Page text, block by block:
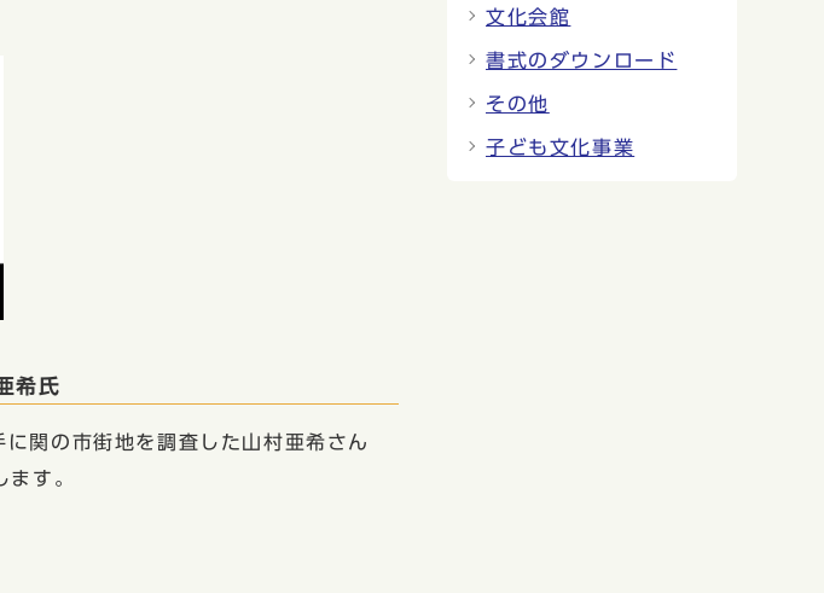
希氏
関の市街地を調査した山村亜希さん
す。
文化会館
書式のダウンロード
その他
子ども文化事業